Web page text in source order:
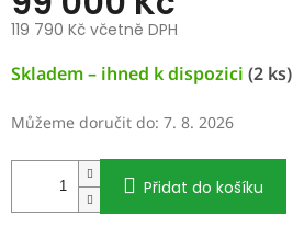
119 790 Kč včetně DPH
cena:
Skladem – ihned k dispozici (2 ks)
Můžeme doručit do: 7. 8. 2026
Přidat do košíku